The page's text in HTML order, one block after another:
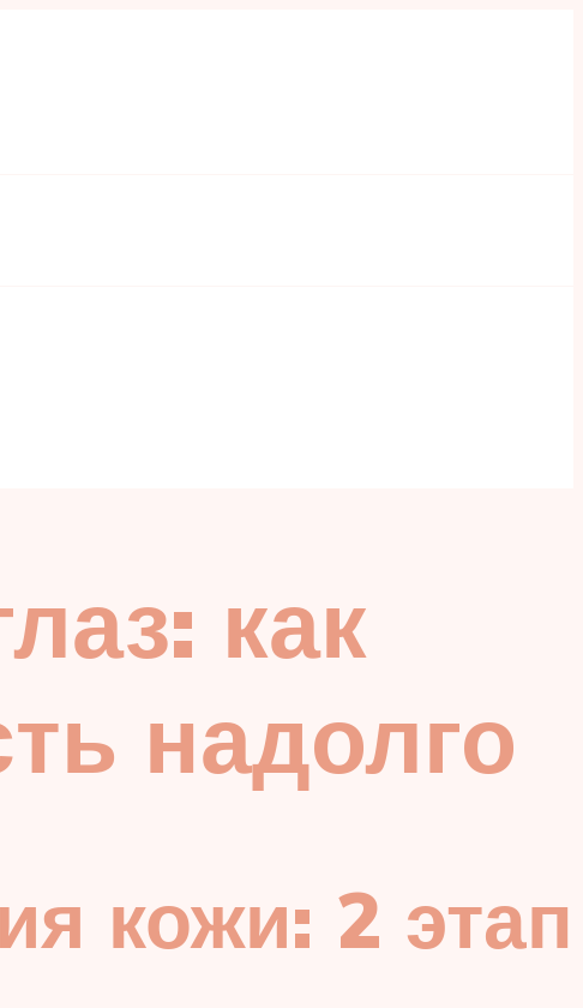
как
надолго
кожи: 2 этап